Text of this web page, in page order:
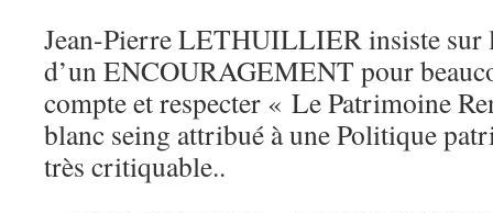
Jean-Pierre LETHUILLIER insiste sur
d’un ENCOURAGEMENT pour
compte et respecter « Le Patrimoine
blanc seing attribué à une Politique
très critiquable..